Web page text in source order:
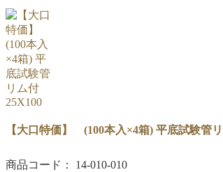
(#243)木製試験管立 12本立
【大口特価】 (100本入×4箱) 平底試験管
商品コード： 14-010-010